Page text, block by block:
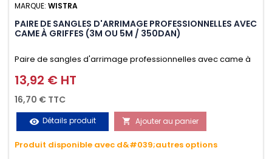
MARQUE: WISTRA
PAIRE DE SANGLES D'ARRIMAGE PROFESSIONNELLES AVEC
CAME À GRIFFES (3M OU 5M / 350DAN)
Paire de sangles d'arrimage professionnelles avec came à
griffes (3M ou 5M / 350daN), simple et rapide d'utilisation.
Permet d'arrimer et de sécuriser vos chargements pendant
le transport. Matière polyester très résistante aux UV et aux
variations de températures, n'absorbe pas l'eau.
Prix
13,92 € HT
16,70 € TTC
visibility Détails produit  Ajouter au panier
Produit disponible avec d&#039;autres options